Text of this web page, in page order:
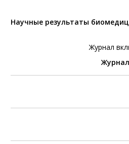
Научные результаты
Журнал